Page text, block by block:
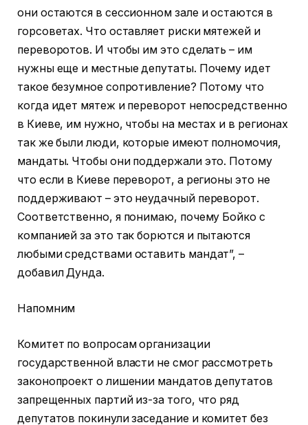
они остаются в сессионном зале и остаются в
горсоветах. Что оставляет риски мятежей и
переворотов. И чтобы им это сделать – им
нужны еще и местные депутаты. Почему идет
такое безумное сопротивление? Потому что
когда идет мятеж и переворот непосредственно
в Киеве, им нужно, чтобы на местах и ​​в регионах
так же были люди, которые имеют полномочия,
мандаты. Чтобы они поддержали это. Потому
что если в Киеве переворот, а регионы это не
поддерживают – это неудачный переворот.
Соответственно, я понимаю, почему Бойко с
компанией за это так борются и пытаются
любыми средствами оставить мандат”, –
добавил Дунда.
Напомним
Комитет по вопросам организации
государственной власти не смог рассмотреть
законопроект о лишении мандатов депутатов
запрещенных партий из-за того, что ряд
депутатов покинули заседание и комитет без